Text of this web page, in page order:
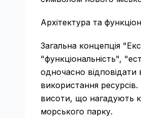
Архітектура та
Загальна концепція
"функціональність",
одночасно
використання
висоти, що нагадують
морського парку.